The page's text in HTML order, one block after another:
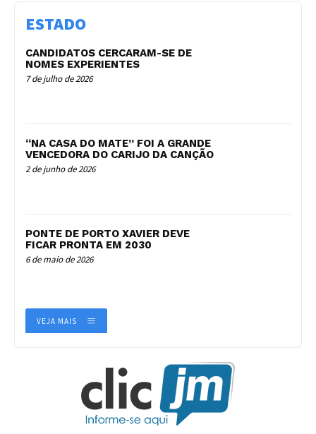
ESTADO
CANDIDATOS CERCARAM-SE DE
NOMES EXPERIENTES
7 de julho de 2026
“NA CASA DO MATE” FOI A GRANDE
VENCEDORA DO CARIJO DA CANÇÃO
2 de junho de 2026
PONTE DE PORTO XAVIER DEVE
FICAR PRONTA EM 2030
6 de maio de 2026
VEJA MAIS